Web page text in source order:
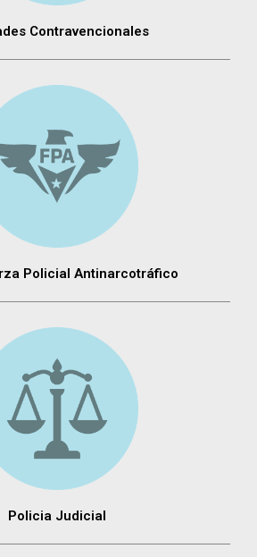
Contravencionales
Policial Antinarcotráfico
Policia Judicial